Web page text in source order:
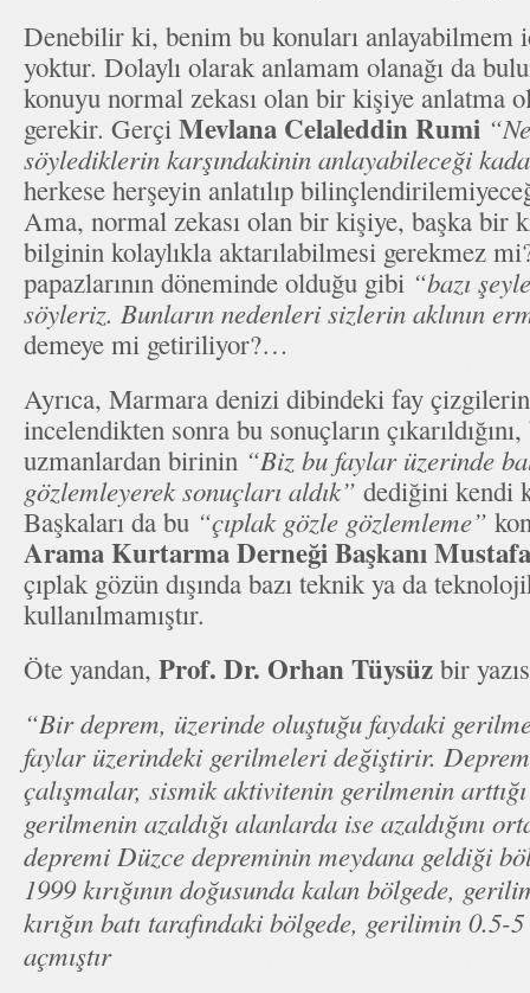
Denebilir ki, benim bu konuları anlayabilmem
yoktur. Dolaylı olarak anlamam olanağı da
konuyu normal zekası olan bir kişiye anlatma
gerekir. Gerçi Mevlana Celaleddin Rumi
söylediklerin karşındakinin anlayabileceği
herkese herşeyin anlatılıp
Ama, normal zekası olan bir kişiye, başka bir
bilginin kolaylıkla aktarılabilmesi gerekmez
papazlarının döneminde olduğu gibi “bazı
söyleriz. Bunların nedenleri sizlerin aklının
demeye mi getiriliyor?…
Ayrıca, Marmara denizi dibindeki fay
incelendikten sonra bu sonuçların
uzmanlardan birinin “Biz bu faylar üzerinde
gözlemleyerek sonuçları aldık” dediğini kendi
Başkaları da bu “çıplak gözle gözlemleme”
Arama Kurtarma Derneği Başkanı
çıplak gözün dışında bazı teknik ya da
kullanılmamıştır.
Öte yandan, Prof. Dr. Orhan Tüysüz bir
“Bir deprem, üzerinde oluştuğu faydaki
faylar üzerindeki gerilmeleri değiştirir. Deprem
çalışmalar, sismik aktivitenin gerilmenin
gerilmenin azaldığı alanlarda ise azaldığını
depremi Düzce depreminin meydana geldiği
1999 kırığının doğusunda kalan bölgede,
kırığın batı tarafındaki bölgede, gerilimin 0.5-
açmıştır